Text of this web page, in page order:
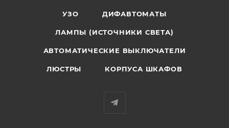
УЗО ДИФАВТОМАТЫ
ЛАМПЫ (ИСТОЧНИКИ СВЕТА)
АВТОМАТИЧЕСКИЕ ВЫКЛЮЧАТЕЛИ
ЛЮСТРЫ КОРПУСА ШКАФОВ